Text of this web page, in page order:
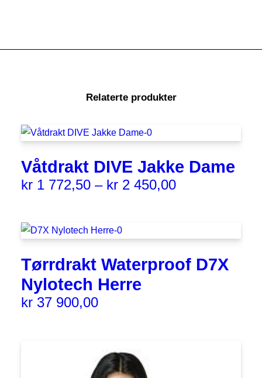
Relaterte produkter
Våtdrakt DIVE Jakke Dame
kr 1 772,50 – kr 2 450,00
Tørrdrakt Waterproof D7X
Nylotech Herre
kr 37 900,00